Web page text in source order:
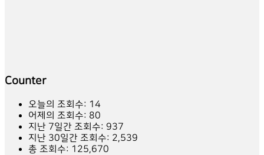
Counter
오늘의 조회수: 14
어제의 조회수: 80
지난 7일간 조회수: 937
지난 30일간 조회수: 2,539
총 조회수: 125,670